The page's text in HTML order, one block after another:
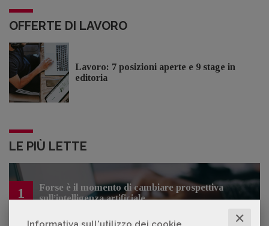
✕
OFFERTE DI LAVORO
Lavoro: 7 posizioni aperte e 9 stage in
editoria
LE PIÙ LETTE
1
Forse è il momento di cambiare prospettiva
sull’intelligenza artificiale